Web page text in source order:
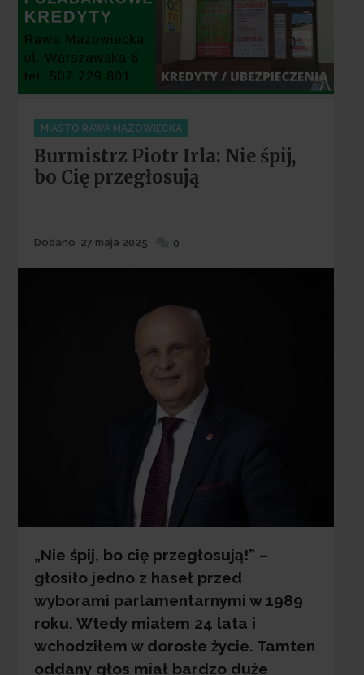
Categories
MIASTO RAWA MAZOWIECKA
Burmistrz Piotr Irla: Nie śpij,
bo Cię przegłosują
Dodane
Dodano 27 maja 2025 0
„Nie śpij, bo cię przegłosują!” –
głosiło jedno z haseł przed
wyborami parlamentarnymi w 1989
roku. Wtedy miałem 24 lata i
wchodziłem w dorosłe życie. Tamten
oddany głos miał bardzo duże